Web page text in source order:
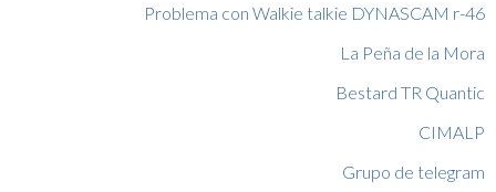
Problema con Walkie talkie DYNASCAM r-46
La Peña de la Mora
Bestard TR Quantic
CIMALP
Grupo de telegram